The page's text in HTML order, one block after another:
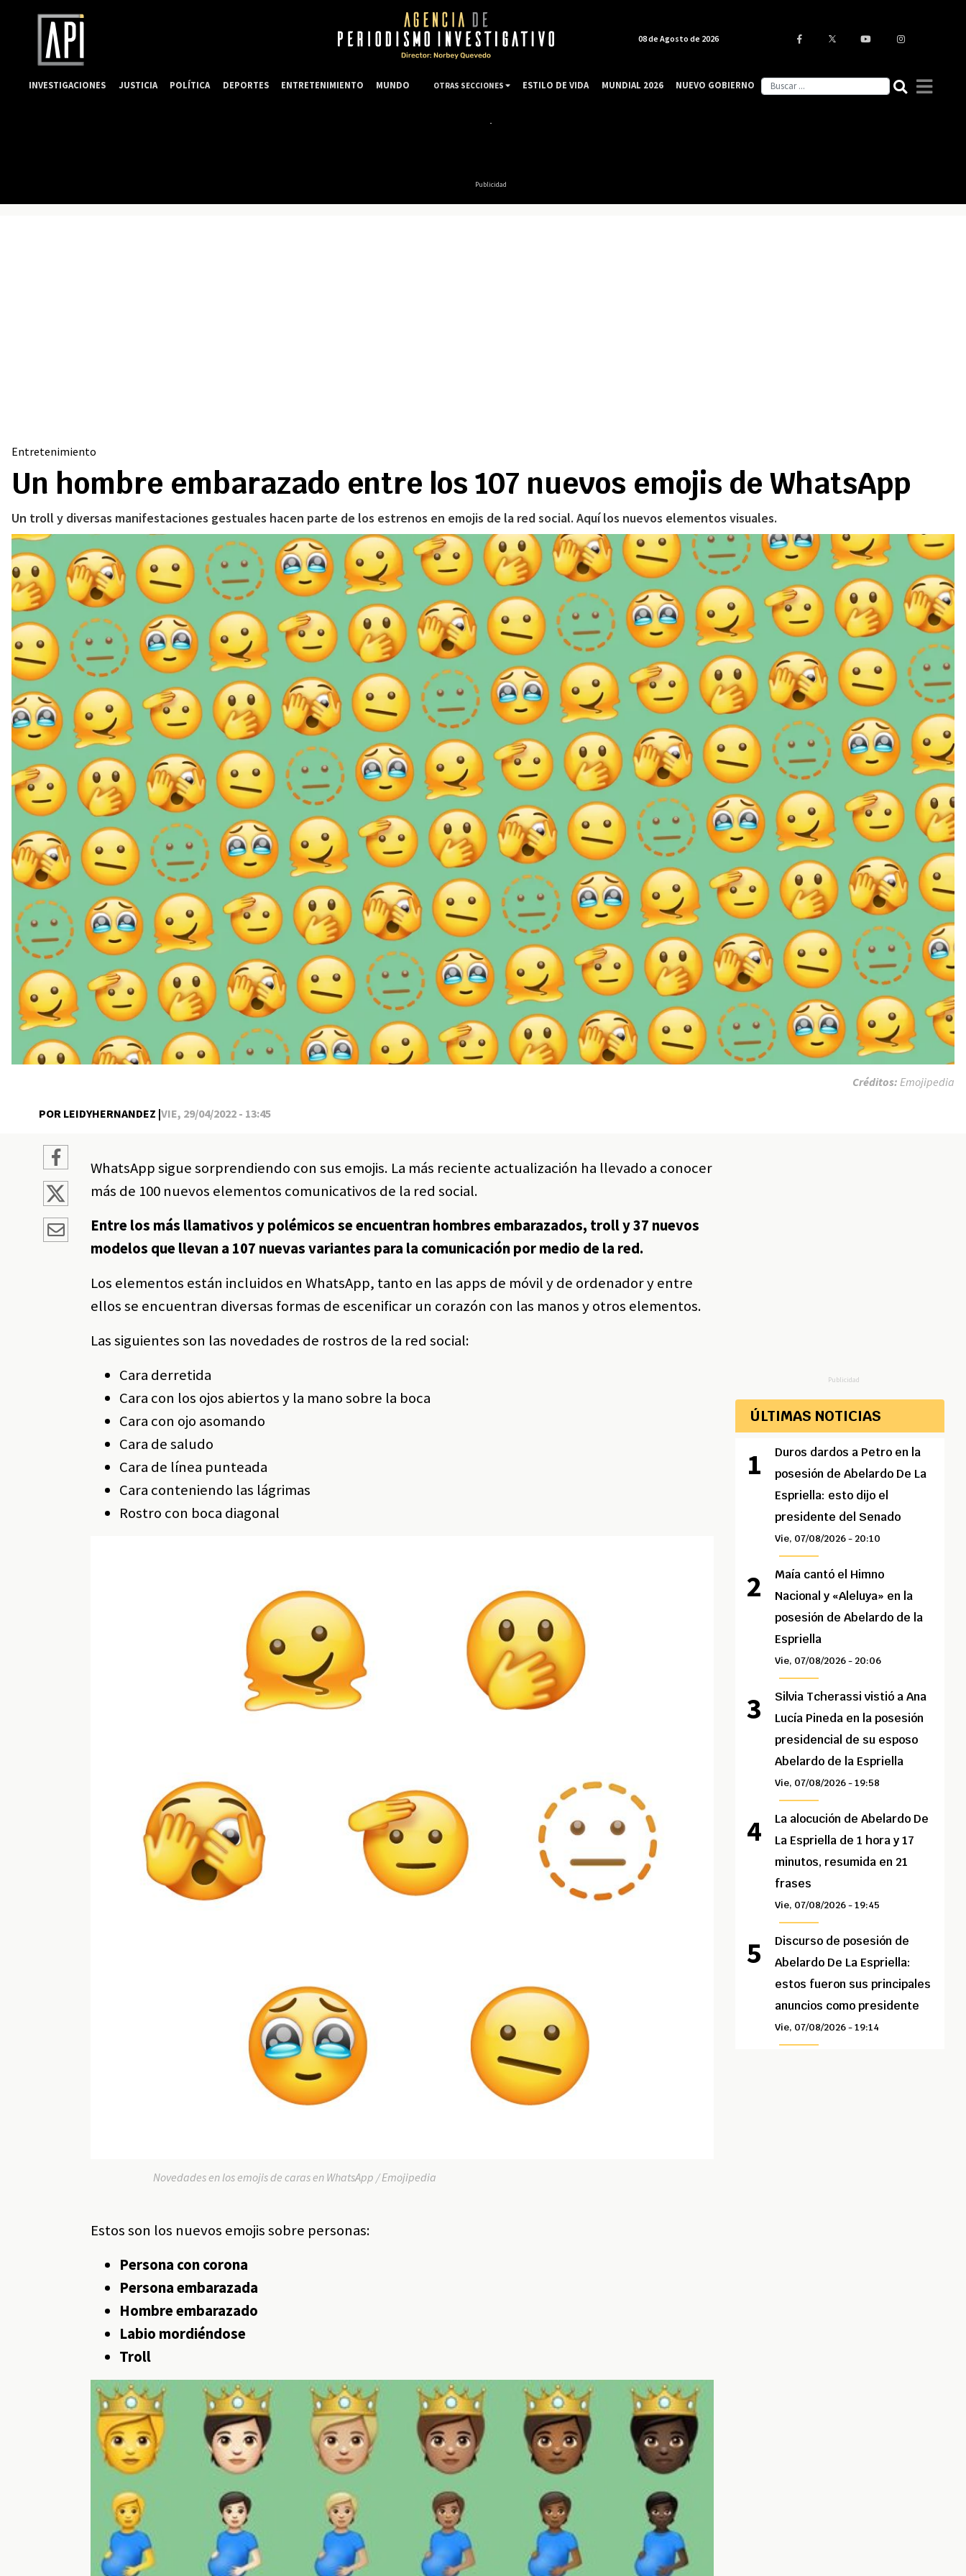
Publicidad
Entretenimiento
Un hombre embarazado entre los 107 nuevos emojis de WhatsApp
Un troll y diversas manifestaciones gestuales hacen parte de los estrenos en emojis de la red social. Aquí los nuevos elementos visuales.
POR LEIDYHERNANDEZ |VIE, 29/04/2022 - 13:45
Créditos: Emojipedia
WhatsApp sigue sorprendiendo con sus emojis. La más reciente actualización ha llevado a conocer
más de 100 nuevos elementos comunicativos de la red social.
Entre los más llamativos y polémicos se encuentran hombres embarazados, troll y 37 nuevos
modelos que llevan a 107 nuevas variantes para la comunicación por medio de la red.
Los elementos están incluidos en WhatsApp, tanto en las apps de móvil y de ordenador y entre
ellos se encuentran diversas formas de escenificar un corazón con las manos y otros elementos.
Las siguientes son las novedades de rostros de la red social:
Cara derretida
Cara con los ojos abiertos y la mano sobre la boca
Cara con ojo asomando
Cara de saludo
Cara de línea punteada
Cara conteniendo las lágrimas
Rostro con boca diagonal
Novedades en los emojis de caras en WhatsApp / Emojipedia
Estos son los nuevos emojis sobre personas:
Persona con corona
Persona embarazada
Hombre embarazado
Labio mordiéndose
Troll
Publicidad
ÚLTIMAS NOTICIAS
Duros dardos a Petro en la
posesión de Abelardo De La
Espriella: esto dijo el
presidente del Senado
Vie, 07/08/2026 - 20:10
Maía cantó el Himno
Nacional y «Aleluya» en la
posesión de Abelardo de la
Espriella
Vie, 07/08/2026 - 20:06
Silvia Tcherassi vistió a Ana
Lucía Pineda en la posesión
presidencial de su esposo
Abelardo de la Espriella
Vie, 07/08/2026 - 19:58
La alocución de Abelardo De
La Espriella de 1 hora y 17
minutos, resumida en 21
frases
Vie, 07/08/2026 - 19:45
Discurso de posesión de
Abelardo De La Espriella:
estos fueron sus principales
anuncios como presidente
Vie, 07/08/2026 - 19:14
08 de Agosto de 2026
INVESTIGACIONES JUSTICIA POLÍTICA DEPORTES ENTRETENIMIENTO MUNDO OTRAS SECCIONES ESTILO DE VIDA MUNDIAL 2026 NUEVO GOBIERNO